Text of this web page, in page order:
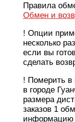
Правила
Обмен и
! Опции
несколько
если вы
сделать
! Померить
в городе
размера
заказов 1
информацию